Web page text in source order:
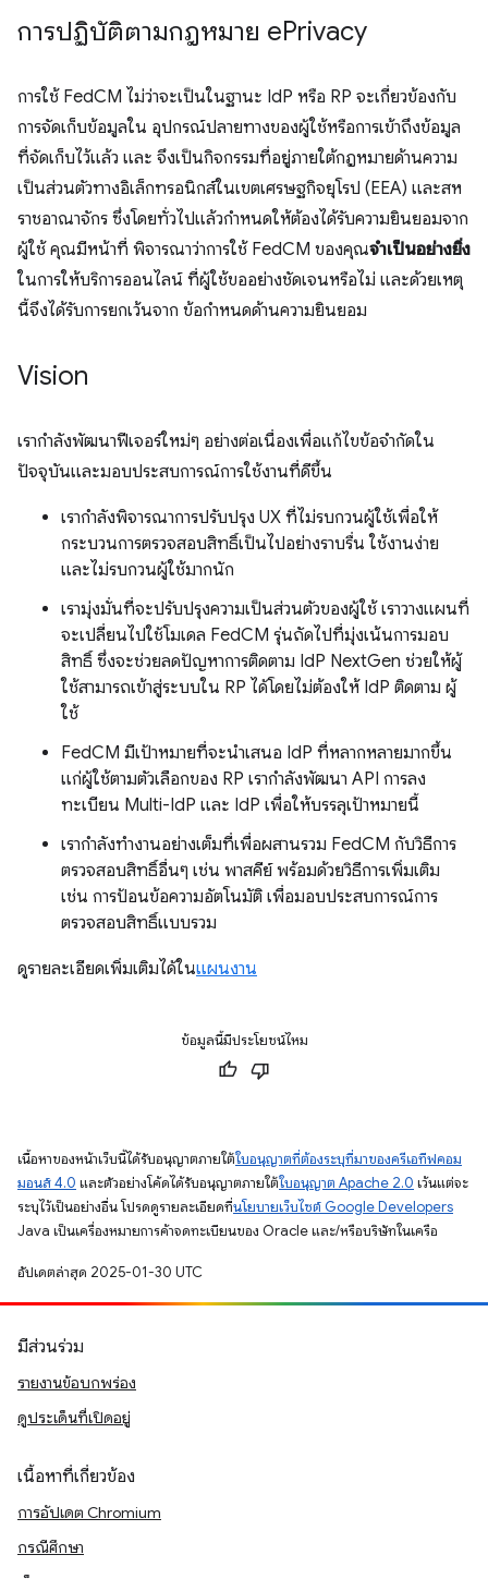
การปฏิบัติตามกฎหมาย ePrivacy
การใช้ FedCM ไม่ว่าจะเป็นในฐานะ IdP หรือ RP จะเกี่ยวข้องกับ
การจัดเก็บข้อมูลใน อุปกรณ์ปลายทางของผู้ใช้หรือการเข้าถึงข้อมูล
ที่จัดเก็บไว้แล้ว และ จึงเป็นกิจกรรมที่อยู่ภายใต้กฎหมายด้านความ
เป็นส่วนตัวทางอิเล็กทรอนิกส์ในเขตเศรษฐกิจยุโรป (EEA) และสห
ราชอาณาจักร ซึ่งโดยทั่วไปแล้วกำหนดให้ต้องได้รับความยินยอมจาก
ผู้ใช้ คุณมีหน้าที่ พิจารณาว่าการใช้ FedCM ของคุณจำเป็นอย่างยิ่ง
ในการให้บริการออนไลน์ ที่ผู้ใช้ขออย่างชัดเจนหรือไม่ และด้วยเหตุ
นี้จึงได้รับการยกเว้นจาก ข้อกำหนดด้านความยินยอม
Vision
เรากำลังพัฒนาฟีเจอร์ใหม่ๆ อย่างต่อเนื่องเพื่อแก้ไขข้อจำกัดใน
ปัจจุบันและมอบประสบการณ์การใช้งานที่ดีขึ้น
เรากำลังพิจารณาการปรับปรุง UX ที่ไม่รบกวนผู้ใช้เพื่อให้
กระบวนการตรวจสอบสิทธิ์เป็นไปอย่างราบรื่น ใช้งานง่าย
และไม่รบกวนผู้ใช้มากนัก
เรามุ่งมั่นที่จะปรับปรุงความเป็นส่วนตัวของผู้ใช้ เราวางแผนที่
จะเปลี่ยนไปใช้โมเดล FedCM รุ่นถัดไปที่มุ่งเน้นการมอบ
สิทธิ์ ซึ่งจะช่วยลดปัญหาการติดตาม IdP NextGen ช่วยให้ผู้
ใช้สามารถเข้าสู่ระบบใน RP ได้โดยไม่ต้องให้ IdP ติดตาม ผู้
ใช้
FedCM มีเป้าหมายที่จะนำเสนอ IdP ที่หลากหลายมากขึ้น
แก่ผู้ใช้ตามตัวเลือกของ RP เรากำลังพัฒนา API การลง
ทะเบียน Multi-IdP และ IdP เพื่อให้บรรลุเป้าหมายนี้
เรากำลังทำงานอย่างเต็มที่เพื่อผสานรวม FedCM กับวิธีการ
ตรวจสอบสิทธิ์อื่นๆ เช่น พาสคีย์ พร้อมด้วยวิธีการเพิ่มเติม
เช่น การป้อนข้อความอัตโนมัติ เพื่อมอบประสบการณ์การ
ตรวจสอบสิทธิ์แบบรวม
ดูรายละเอียดเพิ่มเติมได้ในแผนงาน
ข้อมูลนี้มีประโยชน์ไหม
เนื้อหาของหน้าเว็บนี้ได้รับอนุญาตภายใต้ใบอนุญาตที่ต้องระบุที่มาของครีเอทีฟคอม
มอนส์ 4.0 และตัวอย่างโค้ดได้รับอนุญาตภายใต้ใบอนุญาต Apache 2.0 เว้นแต่จะ
ระบุไว้เป็นอย่างอื่น โปรดดูรายละเอียดที่นโยบายเว็บไซต์ Google Developers
Java เป็นเครื่องหมายการค้าจดทะเบียนของ Oracle และ/หรือบริษัทในเครือ
อัปเดตล่าสุด 2025-01-30 UTC
มีส่วนร่วม
รายงานข้อบกพร่อง
ดูประเด็นที่เปิดอยู่
เนื้อหาที่เกี่ยวข้อง
การอัปเดต Chromium
กรณีศึกษา